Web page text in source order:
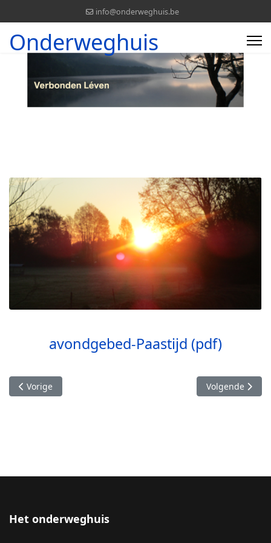
info@onderweghuis.be
Onderweghuis
avondgebed-Paastijd (pdf)
Vorig artikel: Paastijd-morgengebed
Vorige Volgende
Volgende
Het onderweghuis